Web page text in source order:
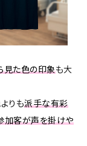
見た色の印象も大
りも派手な有彩
加客が声を掛けや